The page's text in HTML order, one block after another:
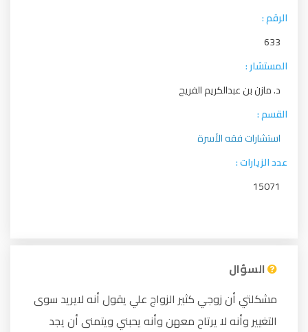
الرقم :
633
المستشار :
د. مازن بن عبدالكريم الفريح
القسم :
استشارات فقه الأسرة
عدد الزيارات :
15071
السؤال
مشكلتي أن زوجي كثير الزواج علي يقول أنه لايريد سوى
التغيير وأنه لا يرتاح معهن وأنه يحبني ويتمنى أن يجد